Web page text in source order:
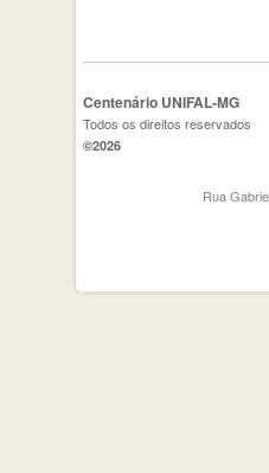
Centenário UNIFAL-MG
Todos os direitos reservados
©2026
Rua